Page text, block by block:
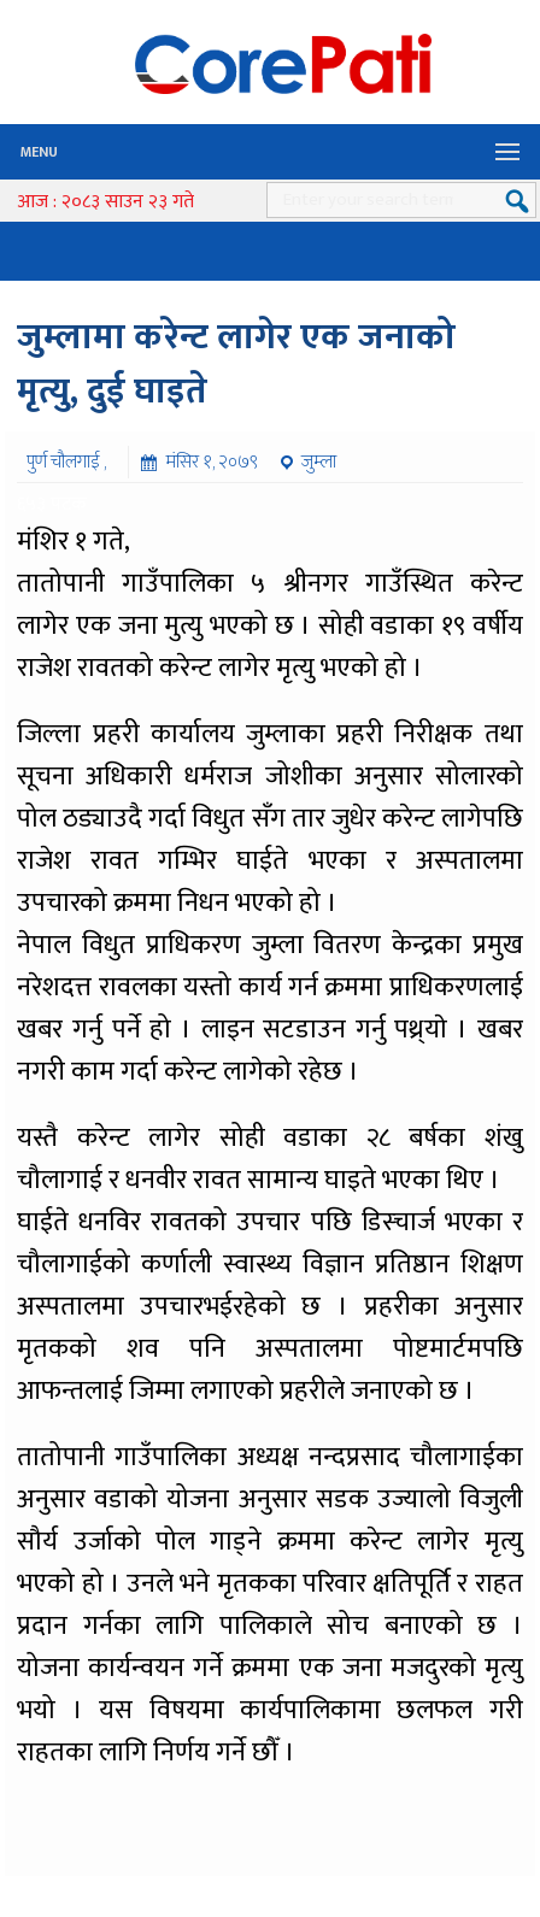
MENU
आज : २०८३ साउन २३ गते
जुम्लामा करेन्ट लागेर एक जनाको
मृत्यु, दुई घाइते
पुर्ण चौलगाई , मंसिर १, २०७९
जुम्ला
मंशिर १ गते,
तातोपानी गाउँपालिका ५ श्रीनगर गाउँस्थित करेन्ट
लागेर एक जना मुत्यु भएको छ । सोही वडाका १९ वर्षीय
राजेश रावतको करेन्ट लागेर मृत्यु भएको हो ।
जिल्ला प्रहरी कार्यालय जुम्लाका प्रहरी निरीक्षक तथा
सूचना अधिकारी धर्मराज जोशीका अनुसार सोलारको
पोल ठड्याउदै गर्दा विधुत सँग तार जुधेर करेन्ट लागेपछि
राजेश रावत गम्भिर घाईते भएका र अस्पतालमा
उपचारको क्रममा निधन भएको हो ।
नेपाल विधुत प्राधिकरण जुम्ला वितरण केन्द्रका प्रमुख
नरेशदत्त रावलका यस्तो कार्य गर्न क्रममा प्राधिकरणलाई
खबर गर्नु पर्ने हो । लाइन सटडाउन गर्नु पथ्र्याे । खबर
नगरी काम गर्दा करेन्ट लागेको रहेछ ।
यस्तै करेन्ट लागेर सोही वडाका २८ बर्षका शंखु
चौलागाई र धनवीर रावत सामान्य घाइते भएका थिए ।
घाईते धनविर रावतको उपचार पछि डिस्चार्ज भएका र
चौलागाईको कर्णाली स्वास्थ्य विज्ञान प्रतिष्ठान शिक्षण
अस्पतालमा उपचारभईरहेको छ । प्रहरीका अनुसार
मृतकको शव पनि अस्पतालमा पोष्टमार्टमपछि
आफन्तलाई जिम्मा लगाएको प्रहरीले जनाएको छ ।
तातोपानी गाउँपालिका अध्यक्ष नन्दप्रसाद चौलागाईका
अनुसार वडाको योजना अनुसार सडक उज्यालो विजुली
सौर्य उर्जाको पोल गाड्ने क्रममा करेन्ट लागेर मृत्यु
भएको हो । उनले भने मृतकका परिवार क्षतिपूर्ति र राहत
प्रदान गर्नका लागि पालिकाले सोच बनाएको छ ।
योजना कार्यन्वयन गर्ने क्रममा एक जना मजदुरको मृत्यु
भयो । यस विषयमा कार्यपालिकामा छलफल गरी
राहतका लागि निर्णय गर्ने छौँ ।